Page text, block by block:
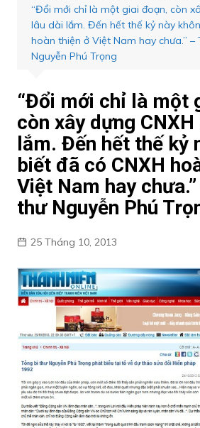
“Đổi mới chỉ là một giai đoạn, còn
lâu dài lắm. Đến hết thế kỷ này
hoàn thiện ở Việt Nam hay chưa.” –
Nguyễn Phú Trọng
“Đổi mới chỉ là một
còn xây dựng
lắm. Đến hết thế kỷ
biết đã có CNXH
Việt Nam hay
thư Nguyễn Phú
25 Tháng 10, 2013